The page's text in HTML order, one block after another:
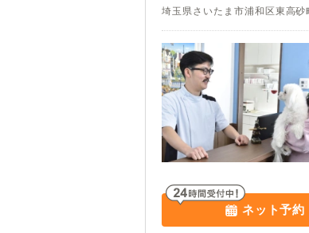
埼玉県さいたま市浦和区東高
ネット予約